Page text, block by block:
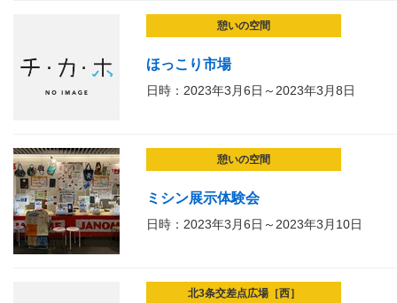
憩いの空間
ほっこり市場
日時：2023年3月6日～2023年3月8日
憩いの空間
ミシン展示体験会
日時：2023年3月6日～2023年3月10日
北3条交差点広場［西］